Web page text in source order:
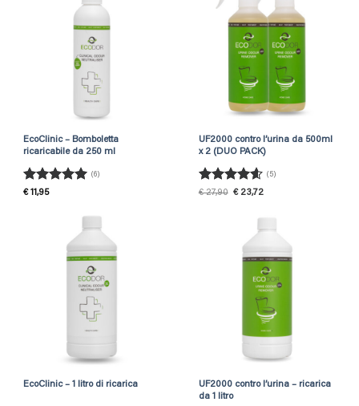
EcoClinic – Bomboletta
ricaricabile da 250 ml
Rated
(6)
€11,95
UF2000 contro l’urina da 500ml
x 2 (DUO PACK)
Rated4.6
(5)
€27,90 Original
€ 27,90.
€23,72Current
€ 23,72.
EcoClinic – 1 litro di ricarica
UF2000 contro l’urina – ricarica
da 1 litro